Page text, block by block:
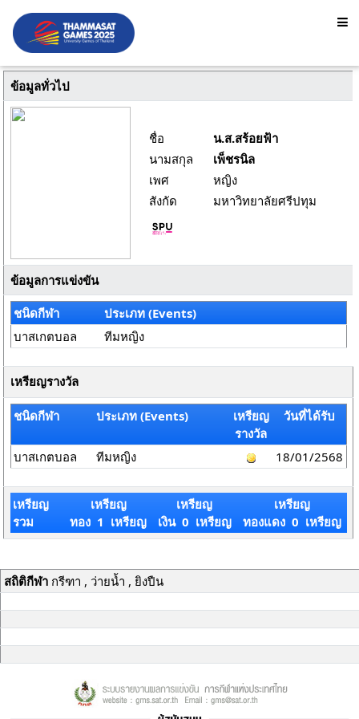
ข้อมูลทั่วไป
ชื่อ
น.ส.สร้อยฟ้า
นามสกุล
เพ็ชรนิล
เพศ
หญิง
สังกัด
มหาวิทยาลัยศรีปทุม
ข้อมูลการแข่งขัน
ชนิดกีฬา
ประเภท (Events)
บาสเกตบอล
ทีมหญิง
เหรียญรางวัล
ชนิดกีฬา ประเภท (Events)
เหรียญ
รางวัล
วันที่ได้รับ
บาสเกตบอล ทีมหญิง 18/01/2568
เหรียญ
รวม
เหรียญ
ทอง 1 เหรียญ
เหรียญ
เงิน 0 เหรียญ
เหรียญ
ทองแดง 0 เหรียญ
สถิติกีฬากรีฑา , ว่ายน้ำ , ยิงปืน